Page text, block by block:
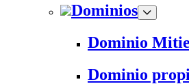
Dominios
Dominio
Dominio